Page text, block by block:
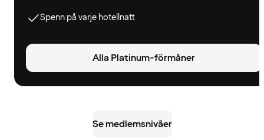
Spenn på varje hotellnatt
Alla Platinum-förmåner
Se medlemsnivåer